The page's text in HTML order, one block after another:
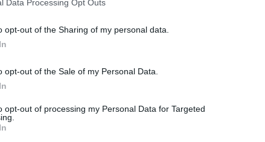
Data Processing Opt Outs
opt-out of the Sharing of my personal data.
opt-out of the Sale of my Personal Data.
opt-out of processing my Personal Data for Targeted